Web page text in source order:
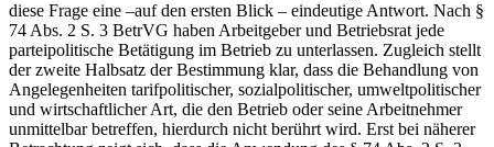
Zumindest für den Bereich der Betriebsverfassung findet sich auf
diese Frage eine –auf den ersten Blick – eindeutige Antwort. Nach §
74 Abs. 2 S. 3 BetrVG haben Arbeitgeber und Betriebsrat jede
parteipolitische Betätigung im Betrieb zu unterlassen. Zugleich stellt
der zweite Halbsatz der Bestimmung klar, dass die Behandlung von
Angelegenheiten tarifpolitischer, sozialpolitischer, umweltpolitischer
und wirtschaftlicher Art, die den Betrieb oder seine Arbeitnehmer